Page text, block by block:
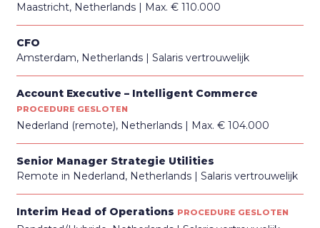
Maastricht, Netherlands
Max. € 110.000
CFO
Amsterdam, Netherlands
Salaris vertrouwelijk
Account Executive – Intelligent Commerce
PROCEDURE GESLOTEN
Nederland (remote), Netherlands Max. € 104.000
Senior Manager Strategie Utilities
Remote in Nederland, Netherlands
Salaris vertrouwelijk
Interim Head of Operations PROCEDURE GESLOTEN